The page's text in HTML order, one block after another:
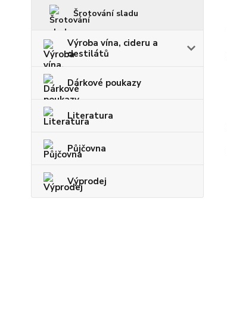
Šrotování sladu
Výroba vína, cideru a
destilátů
Dárkové poukazy
Literatura
Půjčovna
Výprodej